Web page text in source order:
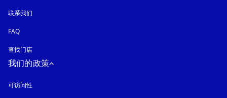
联系我们
FAQ
查找门店
我们的政策
可访问性